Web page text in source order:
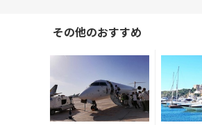
その他のおすすめ